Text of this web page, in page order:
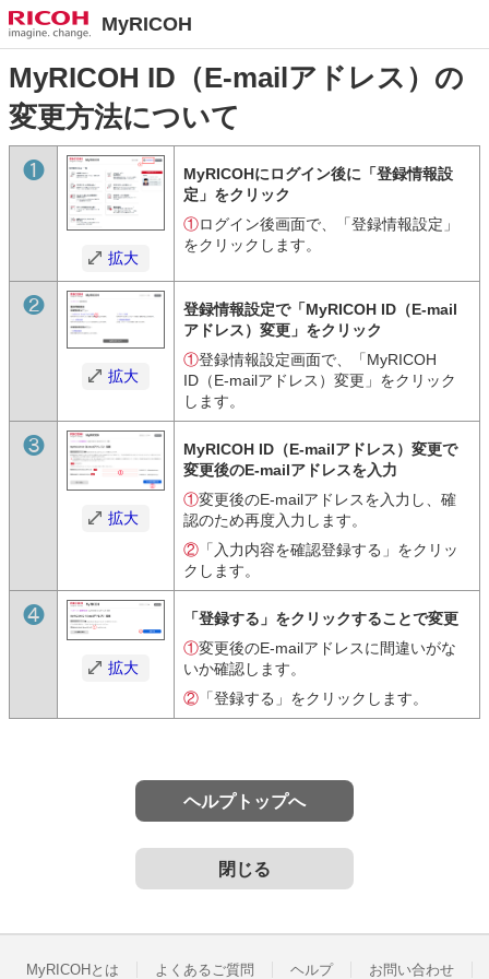
MyRICOH
MyRICOH ID（E-mailアドレス）の
変更方法について
❶
拡大
MyRICOHにログイン後に「登録情報設
定」をクリック
①ログイン後画面で、「登録情報設定」
をクリックします。
❷
拡大
登録情報設定で「MyRICOH ID（E-mail
アドレス）変更」をクリック
①登録情報設定画面で、「MyRICOH
ID（E-mailアドレス）変更」をクリック
します。
❸
拡大
MyRICOH ID（E-mailアドレス）変更で
変更後のE-mailアドレスを入力
①変更後のE-mailアドレスを入力し、確
認のため再度入力します。
② 「入力内容を確認登録する」をクリッ
クします。
❹
拡大
「登録する」をクリックすることで変更
①変更後のE-mailアドレスに間違いがな
いか確認します。
② 「登録する」をクリックします。
ヘルプトップへ
閉じる
MyRICOHとは よくあるご質問 ヘルプ お問い合わせ